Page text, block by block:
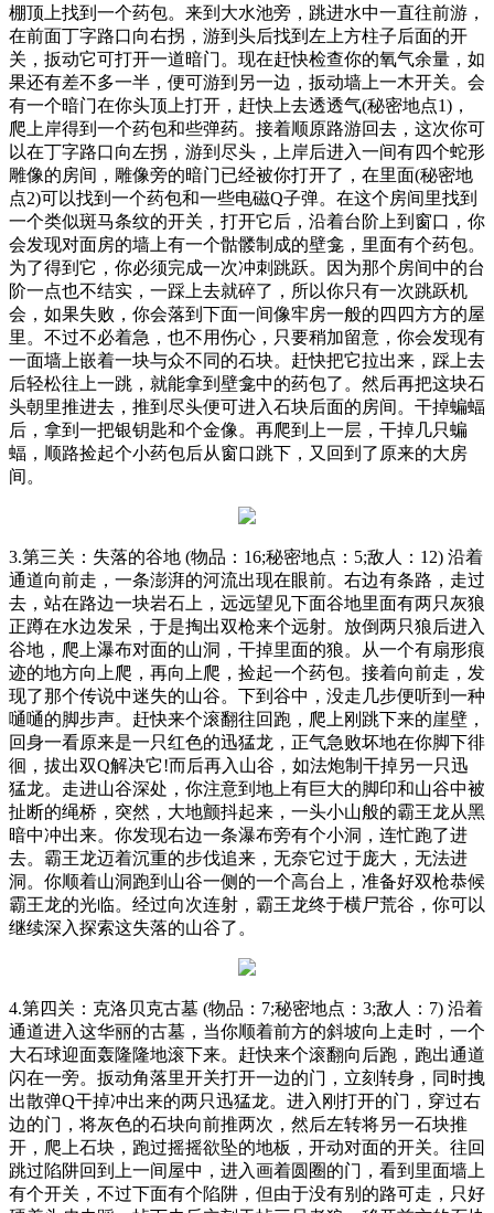
棚顶上找到一个药包。来到大水池旁，跳进水中一直往前游，
在前面丁字路口向右拐，游到头后找到左上方柱子后面的开
关，扳动它可打开一道暗门。现在赶快检查你的氧气余量，如
果还有差不多一半，便可游到另一边，扳动墙上一木开关。会
有一个暗门在你头顶上打开，赶快上去透透气(秘密地点1)，
爬上岸得到一个药包和些弹药。接着顺原路游回去，这次你可
以在丁字路口向左拐，游到尽头，上岸后进入一间有四个蛇形
雕像的房间，雕像旁的暗门已经被你打开了，在里面(秘密地
点2)可以找到一个药包和一些电磁Q子弹。在这个房间里找到
一个类似斑马条纹的开关，打开它后，沿着台阶上到窗口，你
会发现对面房的墙上有一个骷髅制成的壁龛，里面有个药包。
为了得到它，你必须完成一次冲刺跳跃。因为那个房间中的台
阶一点也不结实，一踩上去就碎了，所以你只有一次跳跃机
会，如果失败，你会落到下面一间像牢房一般的四四方方的屋
里。不过不必着急，也不用伤心，只要稍加留意，你会发现有
一面墙上嵌着一块与众不同的石块。赶快把它拉出来，踩上去
后轻松往上一跳，就能拿到壁龛中的药包了。然后再把这块石
头朝里推进去，推到尽头便可进入石块后面的房间。干掉蝙蝠
后，拿到一把银钥匙和个金像。再爬到上一层，干掉几只蝙
蝠，顺路捡起个小药包后从窗口跳下，又回到了原来的大房
间。
3.第三关：失落的谷地 (物品：16;秘密地点：5;敌人：12) 沿着
通道向前走，一条澎湃的河流出现在眼前。右边有条路，走过
去，站在路边一块岩石上，远远望见下面谷地里面有两只灰狼
正蹲在水边发呆，于是掏出双枪来个远射。放倒两只狼后进入
谷地，爬上瀑布对面的山洞，干掉里面的狼。从一个有扇形痕
迹的地方向上爬，再向上爬，捡起一个药包。接着向前走，发
现了那个传说中迷失的山谷。下到谷中，没走几步便听到一种
嗵嗵的脚步声。赶快来个滚翻往回跑，爬上刚跳下来的崖壁，
回身一看原来是一只红色的迅猛龙，正气急败坏地在你脚下徘
徊，拔出双Q解决它!而后再入山谷，如法炮制干掉另一只迅
猛龙。走进山谷深处，你注意到地上有巨大的脚印和山谷中被
扯断的绳桥，突然，大地颤抖起来，一头小山般的霸王龙从黑
暗中冲出来。你发现右边一条瀑布旁有个小洞，连忙跑了进
去。霸王龙迈着沉重的步伐追来，无奈它过于庞大，无法进
洞。你顺着山洞跑到山谷一侧的一个高台上，准备好双枪恭候
霸王龙的光临。经过向次连射，霸王龙终于横尸荒谷，你可以
继续深入探索这失落的山谷了。
4.第四关：克洛贝克古墓 (物品：7;秘密地点：3;敌人：7) 沿着
通道进入这华丽的古墓，当你顺着前方的斜坡向上走时，一个
大石球迎面轰隆隆地滚下来。赶快来个滚翻向后跑，跑出通道
闪在一旁。扳动角落里开关打开一边的门，立刻转身，同时拽
出散弹Q干掉冲出来的两只迅猛龙。进入刚打开的门，穿过右
边的门，将灰色的石块向前推两次，然后左转将另一石块推
开，爬上石块，跑过摇摇欲坠的地板，开动对面的开关。往回
跳过陷阱回到上一间屋中，进入画着圆圈的门，看到里面墙上
有个开关，不过下面有个陷阱，但由于没有别的路可走，只好